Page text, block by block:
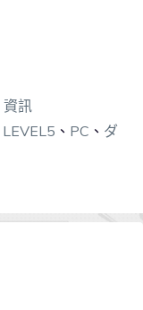
資訊
LEVEL5 、 PC 、 ダ